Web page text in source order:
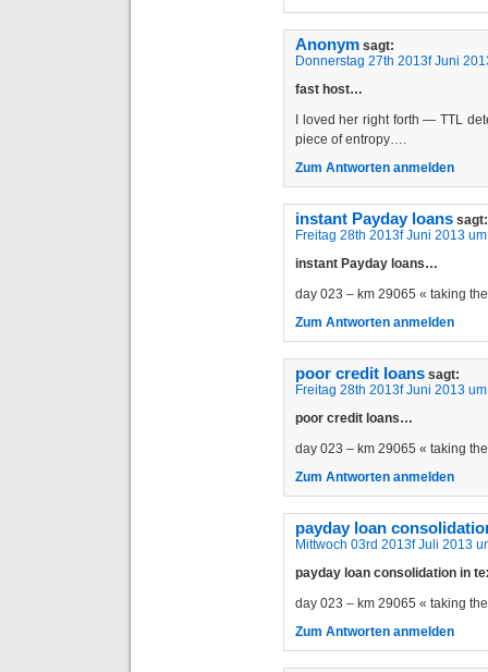
Anonym sagt:
Donnerstag 27th 2013f Juni
fast host…
I loved her right forth — TTL
piece of entropy….
Zum Antworten anmelden
instant Payday loans sagt:
Freitag 28th 2013f Juni 2013
instant Payday loans…
day 023 – km 29065 « taking
Zum Antworten anmelden
poor credit loans sagt:
Freitag 28th 2013f Juni 2013
poor credit loans…
day 023 – km 29065 « taking
Zum Antworten anmelden
payday loan
Mittwoch 03rd 2013f Juli 2013
payday loan consolidation in
day 023 – km 29065 « taking
Zum Antworten anmelden